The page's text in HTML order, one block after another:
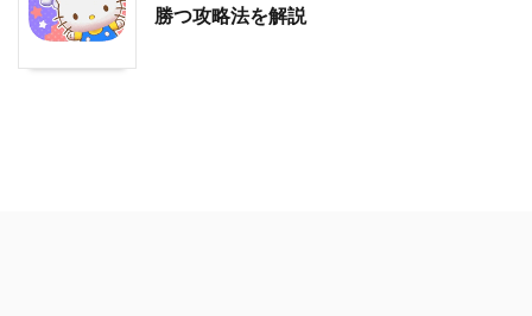
勝つ攻略法を解説